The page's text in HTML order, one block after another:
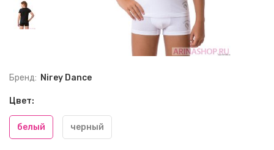
Бренд: Nirey Dance
Цвет:
белый черный